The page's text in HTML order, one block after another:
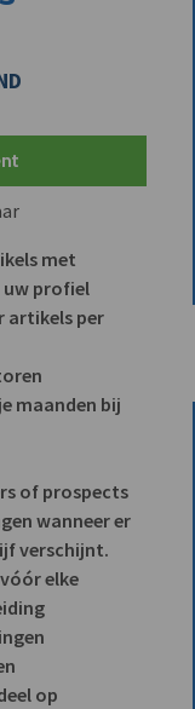
met
uw profiel
artikels per
maanden bij
of prospects
wanneer er
verschijnt.
elke
op